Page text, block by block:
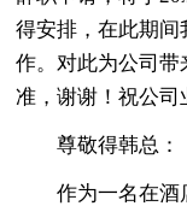
得安排，在此期间
作。对此为公司
准，谢谢！祝公司
尊敬得韩总：
作为一名在酒